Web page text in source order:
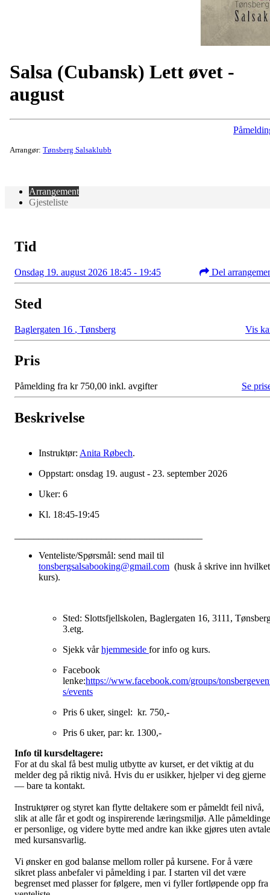
Salsa (Cubansk) Lett øvet -
august
Arrangør: Tønsberg Salsaklubb
Arrangement
Gjesteliste
Tid
Onsdag 19. august 2026 18:45 - 19:45 Del
Sted
Baglergaten 16 , Tønsberg Vis
Pris
Påmelding fra kr 750,00 inkl. avgifter Se
Beskrivelse
Instruktør: Anita Røbech.
Oppstart: onsdag 19. august - 23. september 2026
Uker: 6
Kl. 18:45-19:45
Venteliste/Spørsmål: send mail til
tonsbergsalsabooking@gmail.com (husk å skrive inn hvilket
kurs).
Sted: Slottsfjellskolen, Baglergaten 16, 3111,
3.etg.
Sjekk vårhjemmeside for info og kurs.
Facebook
lenke:https://www.facebook.com/groups/
s/events
Pris 6 uker, singel: kr. 750,-
Pris 6 uker, par: kr. 1300,-
Info til kursdeltagere:
For at du skal få best mulig utbytte av kurset, er det viktig at du
melder deg på riktig nivå. Hvis du er usikker, hjelper vi deg gjerne
— bare ta kontakt.
Instruktører og styret kan flytte deltakere som er påmeldt feil nivå,
slik at alle får et godt og inspirerende læringsmiljø. Alle
er personlige, og videre bytte med andre kan ikke gjøres uten avtale
med kursansvarlig.
Vi ønsker en god balanse mellom roller på kursene. For å være
sikret plass anbefaler vi påmelding i par. I starten vil det være
begrenset med plasser for følgere, men vi fyller fortløpende opp fra